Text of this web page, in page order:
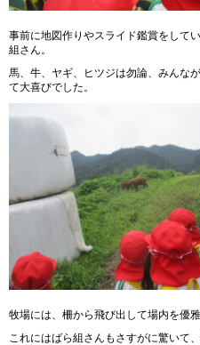
事前に地図作りやスライド鑑賞をして
組さん。
馬、牛、ヤギ、ヒツジは勿論、みんな
て大喜びでした。
牧場には、柵から飛び出して場内を優
これにはばら組さんもさすがに驚いて